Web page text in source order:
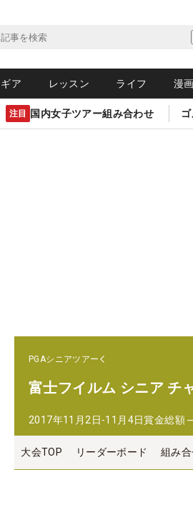
ギア レッスン ライフ 漫画
注目 国内女子ツアー組み合わせ
PGAシニアツアー
富士フイルム シニア チ
2017年11月2日-11月4日賞金総額
大会TOP リーダーボード 組み